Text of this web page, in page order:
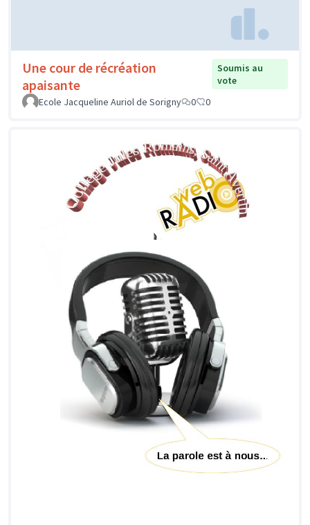
Une cour de récréation
apaisante
Soumis au
vote
Ecole Jacqueline Auriol de Sorigny
0 0